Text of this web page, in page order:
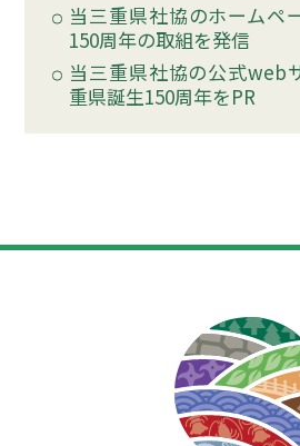
当三重県社協のホームペ
150周年の取組を発信
当三重県社協の公式web
重県誕生150周年をPR